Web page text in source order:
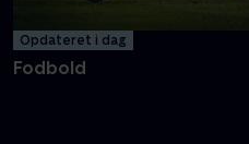
Opdateret i dag
Fodbold